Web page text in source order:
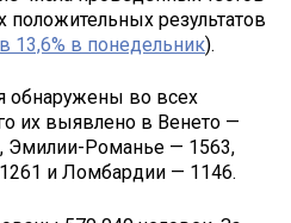
положительных результатов
13,6% в понедельник).
обнаружены во всех
их выявлено в Венето —
Эмилии-Романье — 1563,
и Ломбардии — 1146.